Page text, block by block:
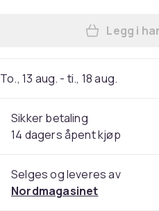
Legg i
To., 13 aug. - ti., 18 aug.
Sikker betaling
14 dagers åpent kjøp
Selges og leveres av
Nordmagasinet